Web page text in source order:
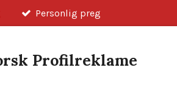
Personlig preg
Profilreklame